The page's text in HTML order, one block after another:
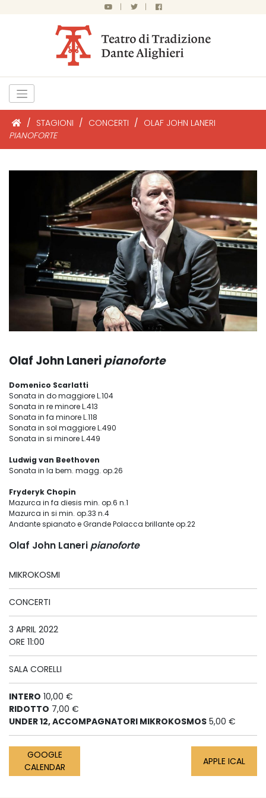
| |
/ STAGIONI / CONCERTI / OLAF JOHN LANERI
PIANOFORTE
Olaf John Laneripianoforte
Domenico Scarlatti
Sonata in do maggiore L.104
Sonata in re minore L.413
Sonata in fa minore L.118
Sonata in sol maggiore L.490
Sonata in si minore L.449
Ludwig van Beethoven
Sonata in la bem. magg. op.26
Fryderyk Chopin
Mazurca in fa diesis min. op.6 n.1
Mazurca in si min. op.33 n.4
Andante spianato e Grande Polacca brillante op.22
Olaf John Laneri pianoforte
MIKROKOSMI
CONCERTI
3 APRIL 2022
ORE 11:00
SALA CORELLI
INTERO 10,00 €
RIDOTTO 7,00 €
UNDER 12, ACCOMPAGNATORI MIKROKOSMOS 5,00 €
GOOGLE
CALENDAR
APPLE ICAL